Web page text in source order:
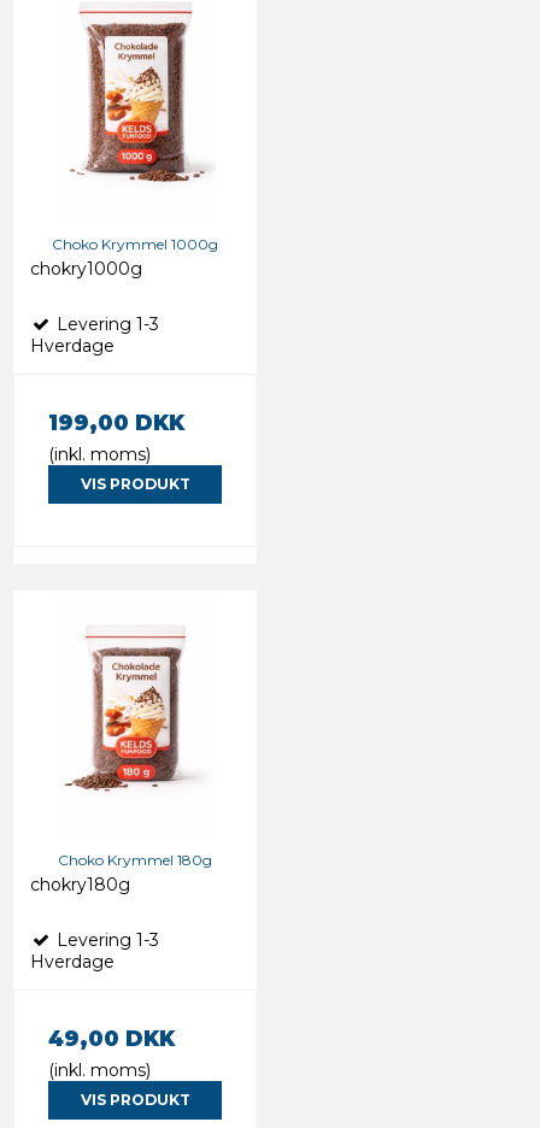
Choko Krymmel 1000g
chokry1000g
Levering 1-3
Hverdage
199,00 DKK
(inkl. moms)
VIS PRODUKT
Choko Krymmel 180g
chokry180g
Levering 1-3
Hverdage
49,00 DKK
(inkl. moms)
VIS PRODUKT